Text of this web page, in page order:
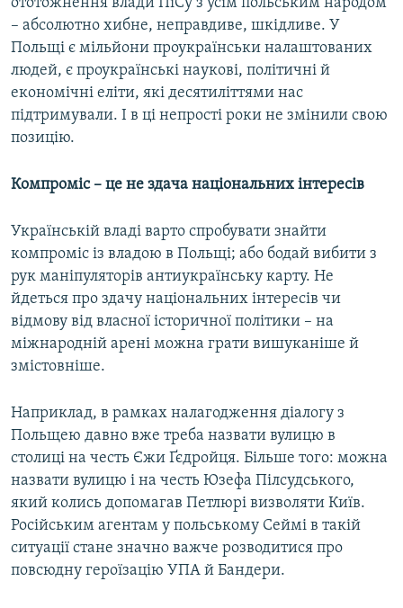
ототожнення влади ПіСу з усім польським народом
– абсолютно хибне, неправдиве, шкідливе. У
Польщі є мільйони проукраїнськи налаштованих
людей, є проукраїнські наукові, політичні й
економічні еліти, які десятиліттями нас
підтримували. І в ці непрості роки не змінили свою
позицію.
Компроміс – це не здача національних інтересів
Українській владі варто спробувати знайти
компроміс із владою в Польщі; або бодай вибити з
рук маніпуляторів антиукраїнську карту. Не
йдеться про здачу національних інтересів чи
відмову від власної історичної політики – на
міжнародній арені можна грати вишуканіше й
змістовніше.
Наприклад, в рамках налагодження діалогу з
Польщею давно вже треба назвати вулицю в
столиці на честь Єжи Ґєдройця. Більше того: можна
назвати вулицю і на честь Юзефа Пілсудського,
який колись допомагав Петлюрі визволяти Київ.
Російським агентам у польському Сеймі в такій
ситуації стане значно важче розводитися про
повсюдну героїзацію УПА й Бандери.